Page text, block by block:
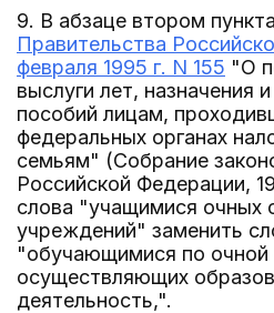
9. В абзаце втором
Правительства
февраля 1995 г. N 155 "О
выслуги лет, назначения
пособий лицам,
федеральных органах
семьям" (Собрание
Российской Федерации,
слова "учащимися очных
учреждений" заменить
"обучающимися по очной
осуществляющих
деятельность,".